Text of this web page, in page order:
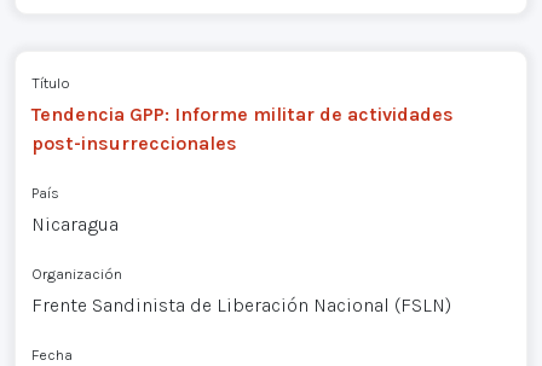
Título
Tendencia GPP: Informe militar de actividades
post-insurreccionales
País
Nicaragua
Organización
Frente Sandinista de Liberación Nacional (FSLN)
Fecha